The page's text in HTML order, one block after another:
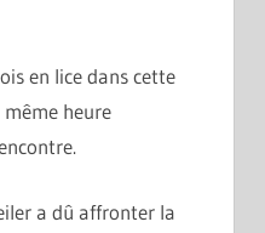
en lice dans cette
heure
a dû affronter la